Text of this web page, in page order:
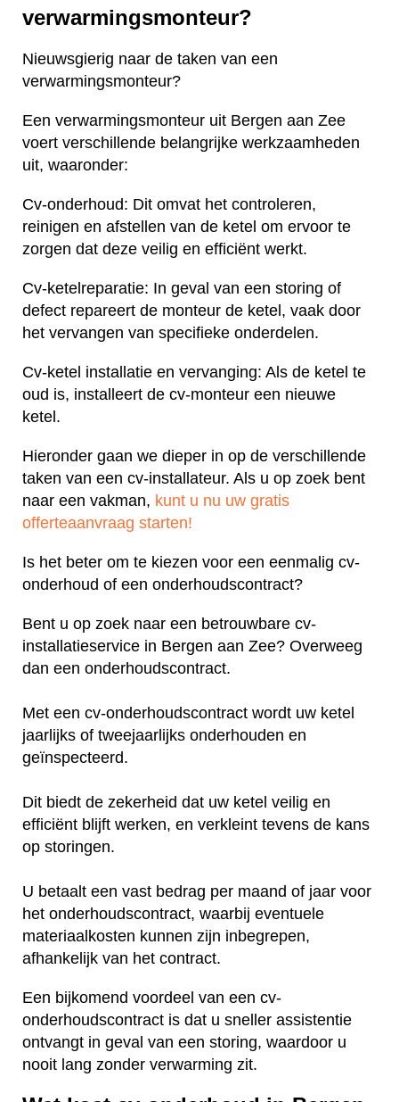
verwarmingsmonteur?
Nieuwsgierig naar de taken van een
verwarmingsmonteur?
Een verwarmingsmonteur uit Bergen aan Zee
voert verschillende belangrijke werkzaamheden
uit, waaronder:
Cv-onderhoud: Dit omvat het controleren,
reinigen en afstellen van de ketel om ervoor te
zorgen dat deze veilig en efficiënt werkt.
Cv-ketelreparatie: In geval van een storing of
defect repareert de monteur de ketel, vaak door
het vervangen van specifieke onderdelen.
Cv-ketel installatie en vervanging: Als de ketel te
oud is, installeert de cv-monteur een nieuwe
ketel.
Hieronder gaan we dieper in op de verschillende
taken van een cv-installateur. Als u op zoek bent
naar een vakman, kunt u nu uw gratis
offerteaanvraag starten!
Is het beter om te kiezen voor een eenmalig cv-
onderhoud of een onderhoudscontract?
Bent u op zoek naar een betrouwbare cv-
installatieservice in Bergen aan Zee? Overweeg
dan een onderhoudscontract.
Met een cv-onderhoudscontract wordt uw ketel
jaarlijks of tweejaarlijks onderhouden en
geïnspecteerd.
Dit biedt de zekerheid dat uw ketel veilig en
efficiënt blijft werken, en verkleint tevens de kans
op storingen.
U betaalt een vast bedrag per maand of jaar voor
het onderhoudscontract, waarbij eventuele
materiaalkosten kunnen zijn inbegrepen,
afhankelijk van het contract.
Een bijkomend voordeel van een cv-
onderhoudscontract is dat u sneller assistentie
ontvangt in geval van een storing, waardoor u
nooit lang zonder verwarming zit.